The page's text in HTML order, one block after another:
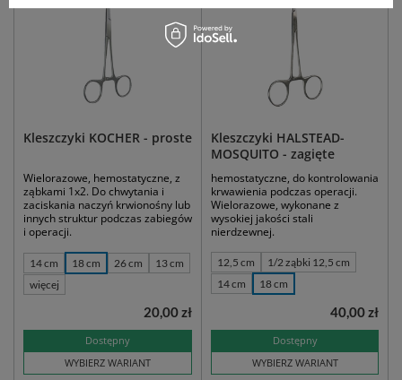
Kleszczyki KOCHER - proste
Wielorazowe, hemostatyczne, z
ząbkami 1x2. Do chwytania i
zaciskania naczyń krwionośny lub
innych struktur podczas zabiegów
i operacji.
14 cm 18 cm 26 cm
13 cm
więcej
Dostępny
WYBIERZ WARIANT
20,00 zł
Kleszczyki HALSTEAD-
MOSQUITO - zagięte
hemostatyczne, do kontrolowania
krwawienia podczas operacji.
Wielorazowe, wykonane z
wysokiej jakości stali
nierdzewnej.
12,5 cm
1/2 ząbki 12,5 cm
14 cm
18 cm
Dostępny
WYBIERZ WARIANT
40,00 zł